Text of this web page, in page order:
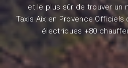
et le plus sûr de trouver un
Taxis Aix en Provence
électriques +80